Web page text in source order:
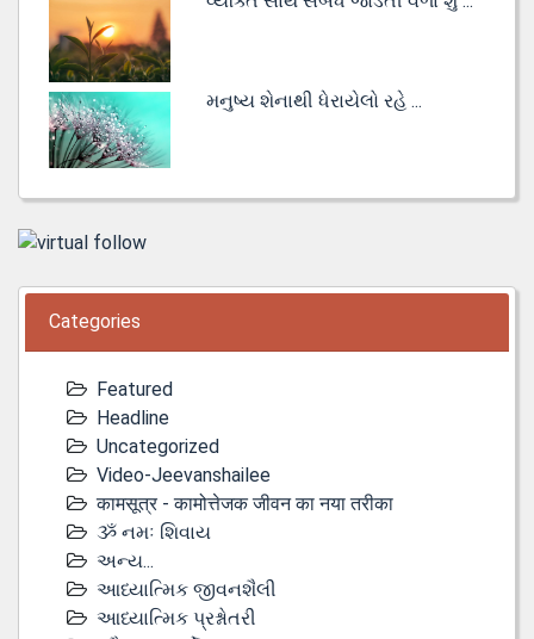
મનુષ્ય શેનાથી ધેરાયેલો રહે ...
Categories
Featured
Headline
Uncategorized
Video-Jeevanshailee
कामसूत्र - कामोत्तेजक जीवन का नया तरीका
ૐ નમઃ શિવાય
અન્ય...
આધ્યાત્મિક જીવનશૈલી
આધ્યાત્મિક પ્રશ્નોતરી